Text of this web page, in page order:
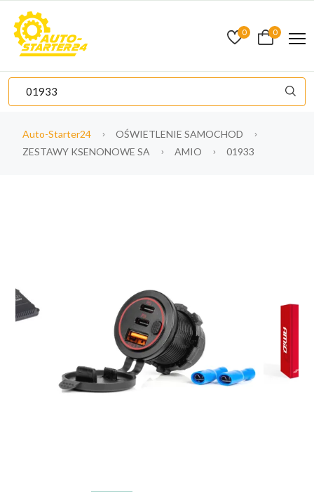
0 0
Auto-Starter24
OŚWIETLENIE SAMOCHOD
ZESTAWY KSENONOWE SA
AMIO 01933